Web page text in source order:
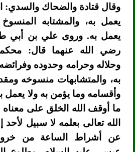
وقال قتادة والضحاك والسدي:
يعمل به، والمشتابه
يعمل به. وروى علي بن أبي
رضي الله عنهما قال:
وحلاله وحرامه وحدوده
به، والمتشابهات منسوخه
وأقسامه وما يؤمن به ولا
ما أوقف الله الخلق على معناه
الله تعالى بعلمه لا سبيل لأحد
عن أشراط الساعة من